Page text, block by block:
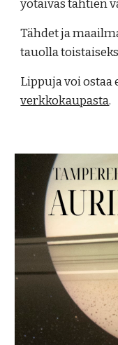
yötaivas tähtien
Tähdet ja
tauolla
Lippuja voi ostaa
verkkokaupasta.